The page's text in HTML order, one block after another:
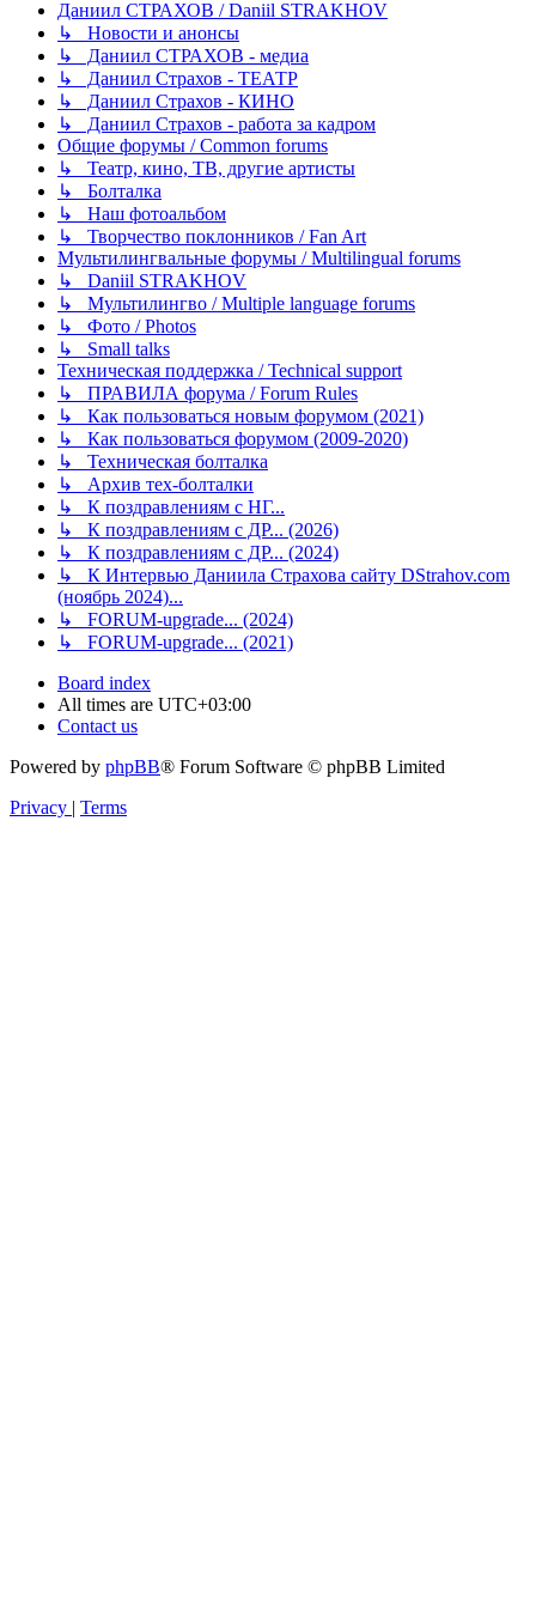
Даниил СТРАХОВ / Daniil STRAKHOV
↳ Новости и анонсы
↳ Даниил СТРАХОВ - медиа
↳ Даниил Страхов - ТЕАТР
↳ Даниил Страхов - КИНО
↳ Даниил Страхов - работа за кадром
Общие форумы / Common forums
↳ Театр, кино, ТВ, другие артисты
↳ Болталка
↳ Наш фотоальбом
↳ Творчество поклонников / Fan Art
Мультилингвальные форумы / Multilingual forums
↳ Daniil STRAKHOV
↳ Мультилингво / Multiple language forums
↳ Фото / Photos
↳ Small talks
Техническая поддержка / Technical support
↳ ПРАВИЛА форума / Forum Rules
↳ Как пользоваться новым форумом (2021)
↳ Как пользоваться форумом (2009-2020)
↳ Техническая болталка
↳ Архив тех-болталки
↳ К поздравлениям с НГ...
↳ К поздравлениям с ДР... (2026)
↳ К поздравлениям с ДР... (2024)
↳ К Интервью Даниила Страхова сайту DStrahov.com
(ноябрь 2024)...
↳ FORUM-upgrade... (2024)
↳ FORUM-upgrade... (2021)
Board index
All times are UTC+03:00
Contact us
Powered by phpBB® Forum Software © phpBB Limited
Privacy | Terms